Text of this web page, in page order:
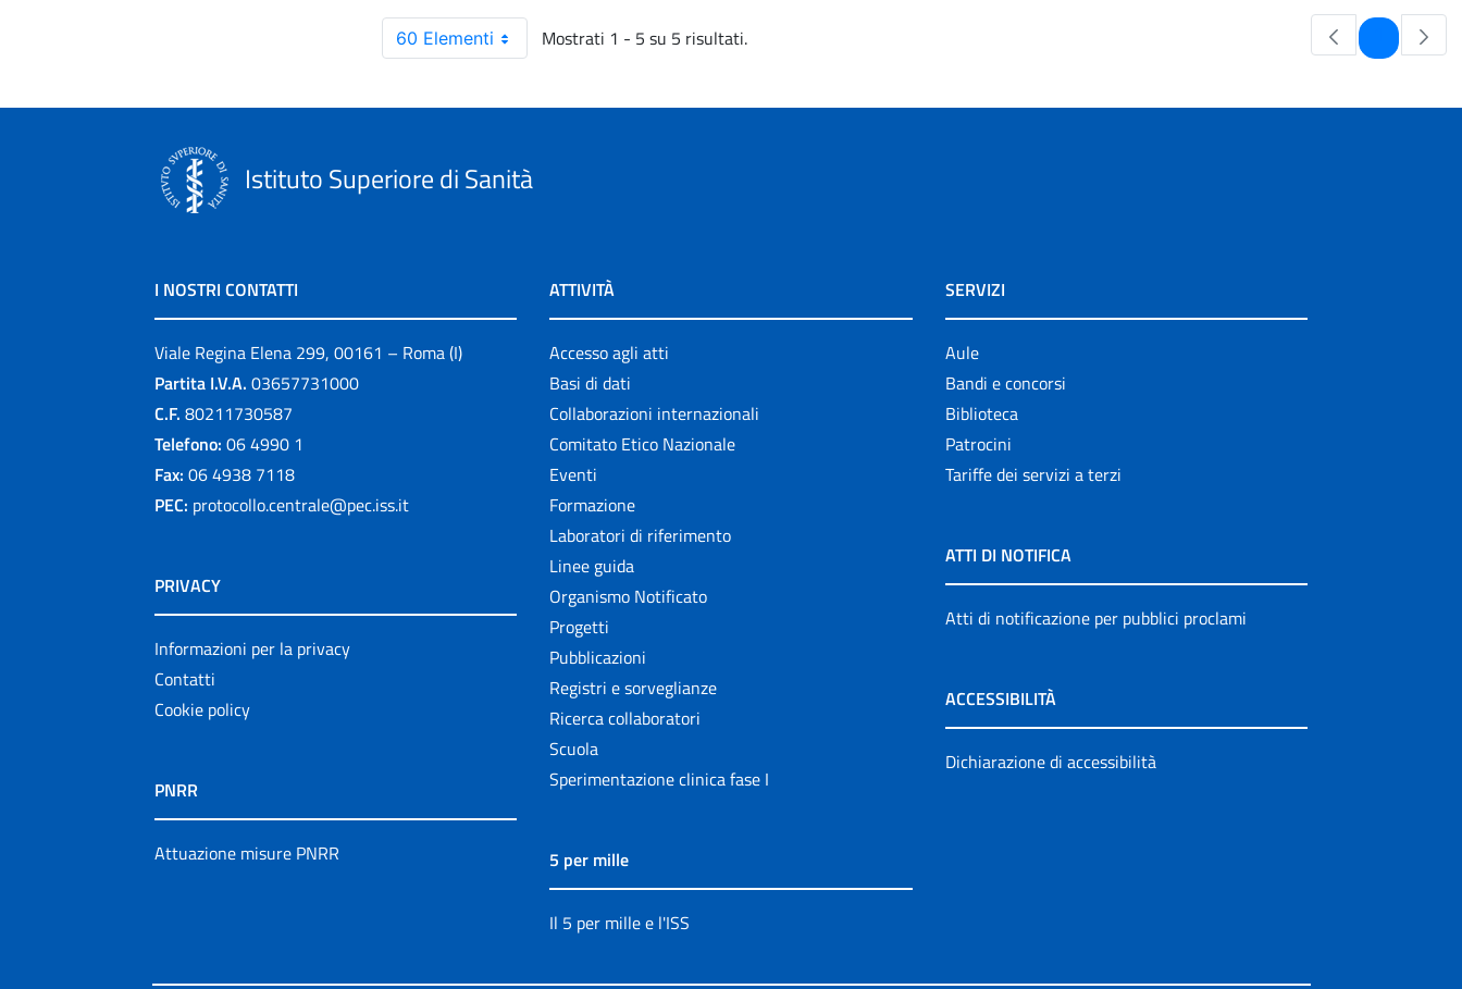
60 Elementi Mostrati 1 - 5 su 5 risultati. Pagina
Istituto Superiore di Sanità
I NOSTRI CONTATTI
Viale Regina Elena 299, 00161 – Roma (I)
Partita I.V.A. 03657731000
C.F. 80211730587
Telefono: 06 4990 1
Fax: 06 4938 7118
PEC: protocollo.centrale@pec.iss.it
PRIVACY
Informazioni per la privacy
Contatti
Cookie policy
PNRR
Attuazione misure PNRR
ATTIVITÀ
Accesso agli atti
Basi di dati
Collaborazioni internazionali
Comitato Etico Nazionale
Eventi
Formazione
Laboratori di riferimento
Linee guida
Organismo Notificato
Progetti
Pubblicazioni
Registri e sorveglianze
Ricerca collaboratori
Scuola
Sperimentazione clinica fase I
5 per mille
Il 5 per mille e l'ISS
SERVIZI
Aule
Bandi e concorsi
Biblioteca
Patrocini
Tariffe dei servizi a terzi
ATTI DI NOTIFICA
Atti di notificazione per pubblici proclami
ACCESSIBILITÀ
Dichiarazione di accessibilità